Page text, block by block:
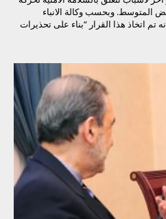
المتوسط. وبحسب وكالة الانباء
تم اتخاذ هذا القرار “بناء على تحذيرات